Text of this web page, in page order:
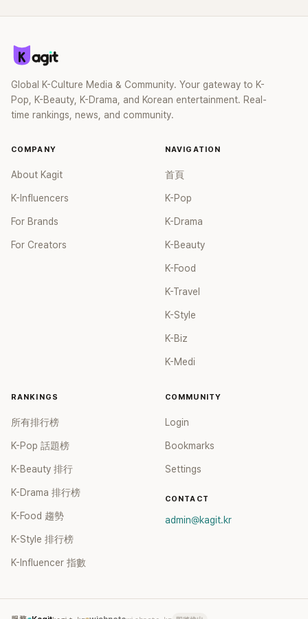
Global K-Culture Media & Community. Your gateway to K-
Pop, K-Beauty, K-Drama, and Korean entertainment. Real-
time rankings, news, and community.
COMPANY
About Kagit
K-Influencers
For Brands
For Creators
NAVIGATION
首頁
K-Pop
K-Drama
K-Beauty
K-Food
K-Travel
K-Style
K-Biz
K-Medi
RANKINGS
所有排行榜
K-Pop 話題榜
K-Beauty 排行
K-Drama 排行榜
K-Food 趨勢
K-Style 排行榜
K-Influencer 指數
COMMUNITY
Login
Bookmarks
Settings
CONTACT
admin@kagit.kr